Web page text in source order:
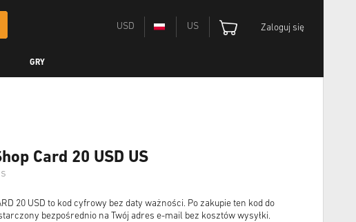
USD US Zaloguj się
GRY
Card 20 USD US
20 USD to kod cyfrowy bez daty ważności. Po zakupie ten kod do
bezpośrednio na Twój adres e-mail bez kosztów wysyłki.